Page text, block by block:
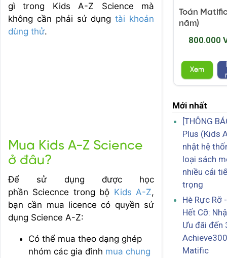
gì trong Kids A-Z Science mà
không cần phải sử dụngtài khoản
dùng thử.
Mua Kids A-Z Science
ở đâu?
Để sử dụng được học
phần Sciecnce trong bộ Kids A-Z,
bạn cần mua licence có quyền sử
dụng Science A-Z:
Có thể mua theo dạng ghép
nhóm các gia đình mua chung
Toán
năm)
800.000
Xem
Mới nhất
[THÔNG
Plus (Kids
nhật hệ
loại sách
nhiều cải
trọng
Hè Rực Rỡ
Hết Cỡ:
Ưu đãi đến
Matific